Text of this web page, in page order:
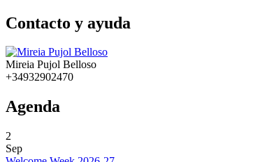
Contacto y ayuda
Mireia Pujol Belloso
+34932902470
Agenda
2
Sep